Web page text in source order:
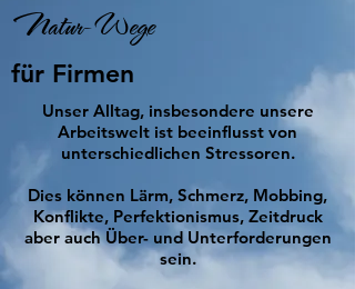
Natur-Wege
für Firmen
Unser Alltag, insbesondere unsere
Arbeitswelt ist beeinflusst von
unterschiedlichen Stressoren.
Dies können Lärm, Schmerz, Mobbing,
Konflikte, Perfektionismus, Zeitdruck
aber auch Über- und Unterforderungen
sein.